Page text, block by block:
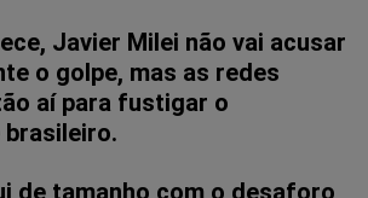
Javier Milei não vai acusar
o golpe, mas as redes
aí para fustigar o